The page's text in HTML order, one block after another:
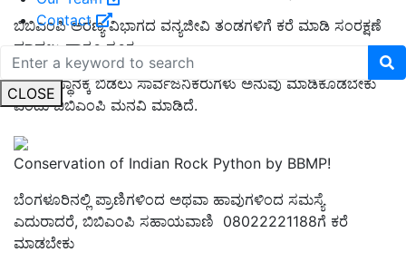
Contact
CLOSE
ಬಿಬಿಎಂಪಿ ಅರಣ್ಯ ವಿಭಾಗದ ವನ್ಯಜೀವಿ ತಂಡಗಳಿಗೆ ಕರೆ ಮಾಡಿ ಸಂರಕ್ಷಣೆ
ಮಾಡಲು ಹಾಗೂ ಸೂಕ್ತ
ಆವಾಸ ಸ್ಥಾನಕ್ಕೆ ಬಿಡಲು ಸಾರ್ವಜನಿಕರುಗಳು ಅನುವು ಮಾಡಿಕೊಡಬೇಕು
ಎಂದು ಬಿಬಿಎಂಪಿ ಮನವಿ ಮಾಡಿದೆ.
Conservation of Indian Rock Python by BBMP!
ಬೆಂಗಳೂರಿನಲ್ಲಿ ಪ್ರಾಣಿಗಳಿಂದ ಅಥವಾ ಹಾವುಗಳಿಂದ ಸಮಸ್ಯೆ
ಎದುರಾದರೆ, ಬಿಬಿಎಂಪಿ ಸಹಾಯವಾಣಿ 08022221188ಗೆ ಕರೆ
ಮಾಡಬೇಕು